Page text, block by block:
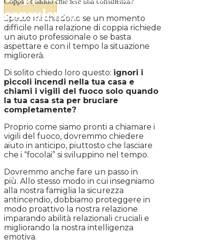
consulenza?
Spesso mi chiedono se un momento
difficile nella relazione di coppia richiede
un aiuto professionale o se basta
aspettare e con il tempo la situazione
migliorerà.
Di solito chiedo loro questo: ignori i
piccoli incendi nella tua casa e
chiami i vigili del fuoco solo quando
la tua casa sta per bruciare
completamente?
Proprio come siamo pronti a chiamare i
vigili del fuoco, dovremmo chiedere
aiuto in anticipo, piuttosto che lasciare
che i “focolai” si sviluppino nel tempo.
Dovremmo anche fare un passo in
più. Allo stesso modo in cui insegniamo
alla nostra famiglia la sicurezza
antincendio, dobbiamo proteggere in
modo proattivo la nostra relazione
imparando abilità relazionali cruciali e
migliorando la nostra intelligenza
emotiva.